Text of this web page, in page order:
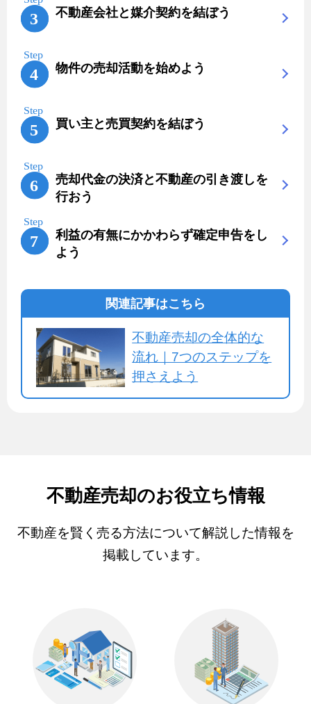
不動産会社と媒介契約を結ぼう
物件の売却活動を始めよう
買い主と売買契約を結ぼう
売却代金の決済と不動産の引き渡しを
行おう
利益の有無にかかわらず確定申告をし
よう
関連記事はこちら
不動産売却の全体的な
流れ｜7つのステップを
押さえよう
不動産売却のお役立ち情報
不動産を賢く売る方法について解説した情報を
掲載しています。